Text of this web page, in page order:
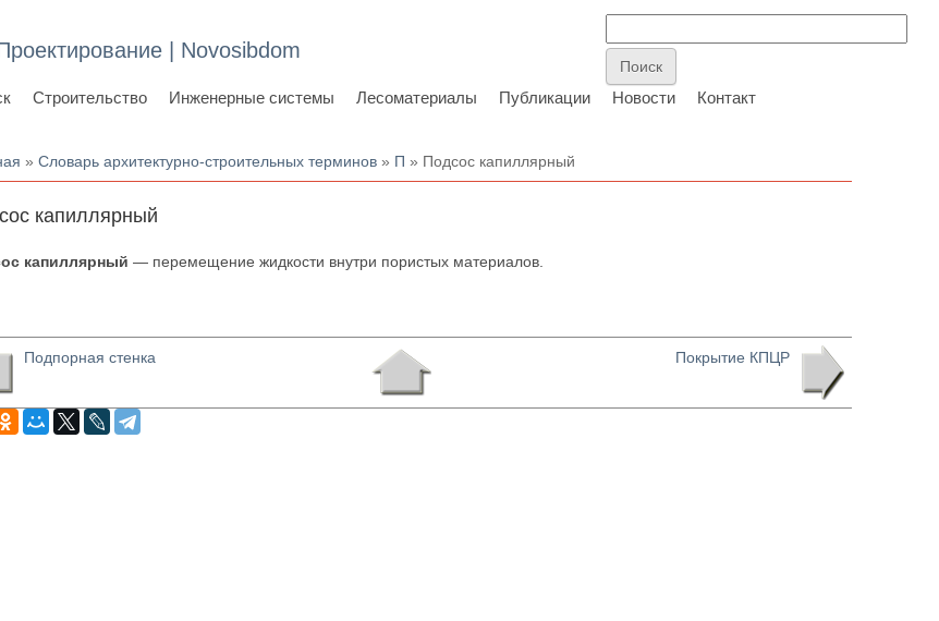
| Novosibdom
Строительство Инженерные системы Лесоматериалы Публикации Новости Контакт
»Словарь архитектурно-строительных терминов » П » Подсос капиллярный
капиллярный
капиллярный — перемещение жидкости внутри пористых материалов.
Подпорная стенка Покрытие КПЦР